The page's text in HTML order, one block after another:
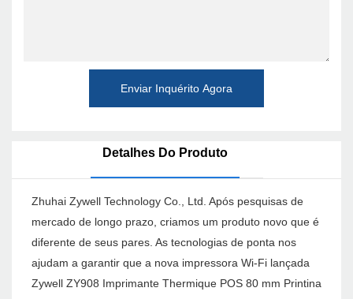
Enviar Inquérito Agora
Detalhes Do Produto
Zhuhai Zywell Technology Co., Ltd. Após pesquisas de
mercado de longo prazo, criamos um produto novo que é
diferente de seus pares. As tecnologias de ponta nos
ajudam a garantir que a nova impressora Wi-Fi lançada
Zywell ZY908 Imprimante Thermique POS 80 mm Printina